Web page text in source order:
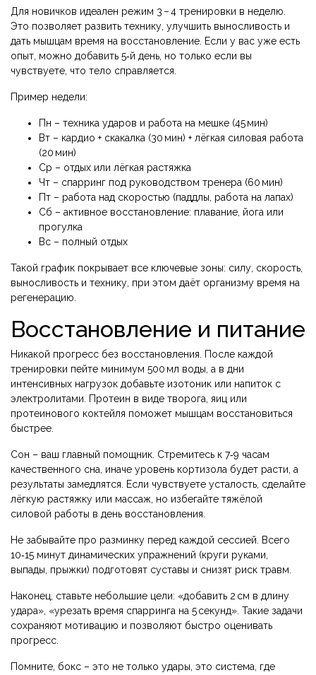
Для новичков идеален режим 3 – 4 тренировки в неделю.
Это позволяет развить технику, улучшить выносливость и
дать мышцам время на восстановление. Если у вас уже есть
опыт, можно добавить 5‑й день, но только если вы
чувствуете, что тело справляется.
Пример недели:
Пн – техника ударов и работа на мешке (45 мин)
Вт – кардио + скакалка (30 мин) + лёгкая силовая работа
(20 мин)
Ср – отдых или лёгкая растяжка
Чт – спарринг под руководством тренера (60 мин)
Пт – работа над скоростью (паддлы, работа на лапах)
Сб – активное восстановление: плавание, йога или
прогулка
Вс – полный отдых
Такой график покрывает все ключевые зоны: силу, скорость,
выносливость и технику, при этом даёт организму время на
регенерацию.
Восстановление и питание
Никакой прогресс без восстановления. После каждой
тренировки пейте минимум 500 мл воды, а в дни
интенсивных нагрузок добавьте изотоник или напиток с
электролитами. Протеин в виде творога, яиц или
протеинового коктейля поможет мышцам восстановиться
быстрее.
Сон – ваш главный помощник. Стремитесь к 7‑9 часам
качественного сна, иначе уровень кортизола будет расти, а
результаты замедлятся. Если чувствуете усталость, сделайте
лёгкую растяжку или массаж, но избегайте тяжёлой
силовой работы в день восстановления.
Не забывайте про разминку перед каждой сессией. Всего
10‑15 минут динамических упражнений (круги руками,
выпады, прыжки) подготовят суставы и снизят риск травм.
Наконец, ставьте небольшие цели: «добавить 2 см в длину
удара», «урезать время спарринга на 5 секунд». Такие задачи
сохраняют мотивацию и позволяют быстро оценивать
прогресс.
Помните, бокс – это не только удары, это система, где